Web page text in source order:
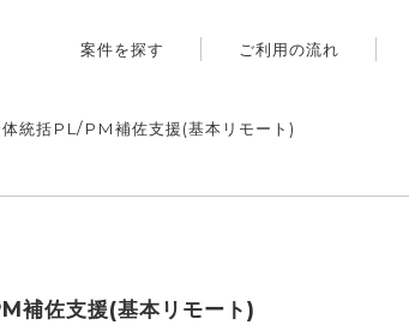
案件を探す ご利用の流れ
統括PL/PM補佐支援(基本リモート)
補佐支援(基本リモート)